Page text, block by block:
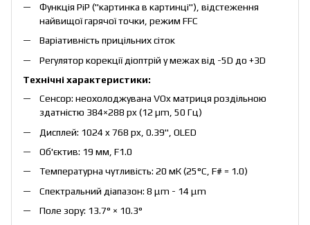
Функція PiP ("картинка в картинці"), відстеження
найвищої гарячої точки, режим FFC
Варіативність прицільних сіток
Регулятор корекції діоптрій у межах від -5D до +3D
Технічні характеристики:
Сенсор: неохолоджувана VOx матриця роздільною
здатністю 384×288 px (12 µm, 50 Гц)
Дисплей: 1024 x 768 px, 0.39", OLED
Об'єктив: 19 мм, F1.0
Температурна чутливість: 20 мК (25°C, F# = 1.0)
Спектральний діапазон: 8 μm - 14 μm
Поле зору: 13.7° × 10.3°